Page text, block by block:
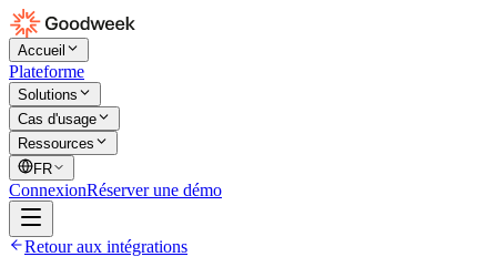
Accueil
Plateforme
Solutions
Cas d'usage
Ressources
FR
ConnexionRéserver une démo
Retour aux intégrations